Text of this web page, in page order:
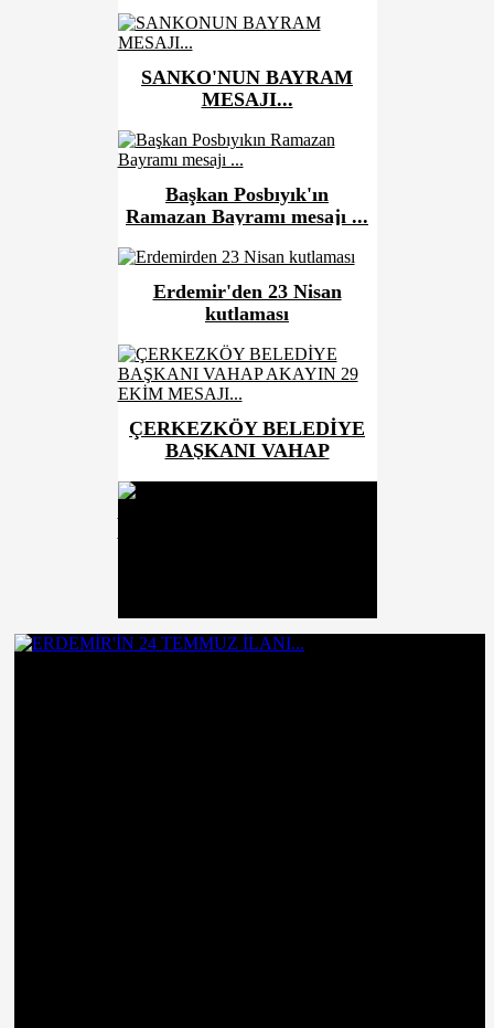
SANKO'NUN BAYRAM
MESAJI...
Başkan Posbıyık'ın
Ramazan Bayramı mesajı ...
Erdemir'den 23 Nisan
kutlaması
ÇERKEZKÖY BELEDİYE
BAŞKANI VAHAP